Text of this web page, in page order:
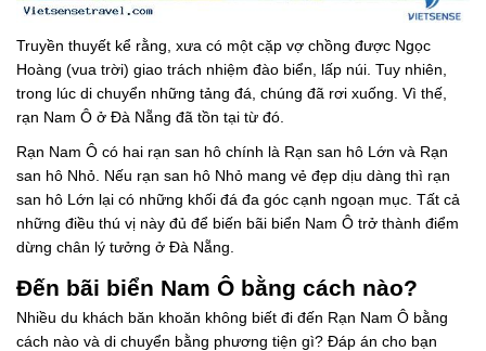
Truyền thuyết kể rằng, xưa có một cặp vợ chồng được Ngọc
Hoàng (vua trời) giao trách nhiệm đào biển, lấp núi. Tuy nhiên,
trong lúc di chuyển những tảng đá, chúng đã rơi xuống. Vì thế,
rạn Nam Ô ở Đà Nẵng đã tồn tại từ đó.
Rạn Nam Ô có hai rạn san hô chính là Rạn san hô Lớn và Rạn
san hô Nhỏ. Nếu rạn san hô Nhỏ mang vẻ đẹp dịu dàng thì rạn
san hô Lớn lại có những khối đá đa góc cạnh ngoạn mục. Tất cả
những điều thú vị này đủ để biến bãi biển Nam Ô trở thành điểm
dừng chân lý tưởng ở Đà Nẵng.
Đến bãi biển Nam Ô bằng cách nào?
Nhiều du khách băn khoăn không biết đi đến Rạn Nam Ô bằng
cách nào và di chuyển bằng phương tiện gì? Đáp án cho bạn